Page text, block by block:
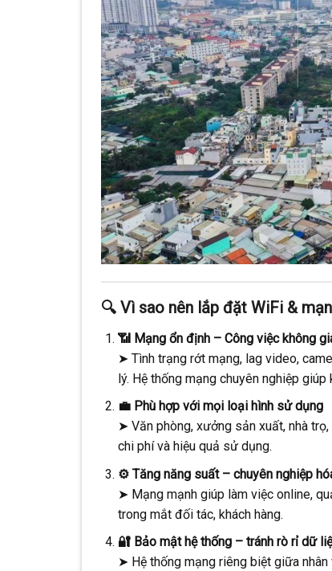
🔍 Vì sao nên lắp đặt WiFi &
📶 Mạng ổn định – Công việc không
➤ Tình trạng rớt mạng, lag video,
lý. Hệ thống mạng chuyên nghiệp
💼 Phù hợp với mọi loại hình sử dụng
➤ Văn phòng, xưởng sản xuất, nhà
chi phí và hiệu quả sử dụng.
⚙️ Tăng năng suất – chuyên nghiệp
➤ Mạng mạnh giúp làm việc online,
trong mắt đối tác, khách hàng.
🔐 Bảo mật hệ thống – tránh rò rỉ dữ
➤ Hệ thống mạng riêng biệt giữa